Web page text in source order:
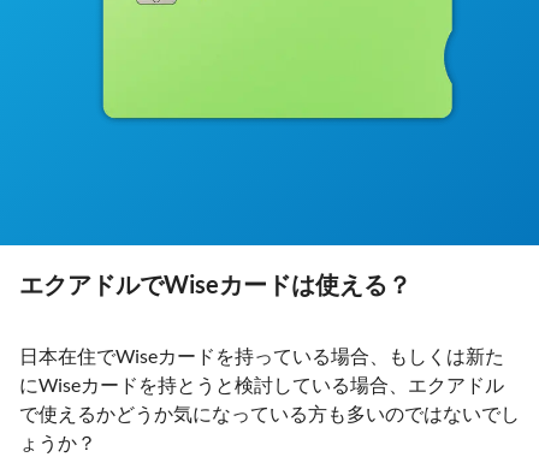
エクアドルでWiseカードは使える？
日本在住でWiseカードを持っている場合、もしくは新た
にWiseカードを持とうと検討している場合、エクアドル
で使えるかどうか気になっている方も多いのではないでし
ょうか？